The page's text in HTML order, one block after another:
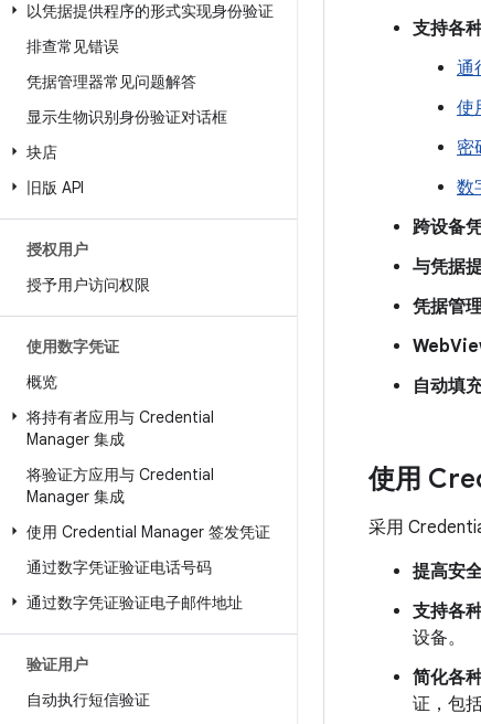
以凭据提供程序的形式实现身份验证
排查常见错误
凭据管理器常见问题解答
显示生物识别身份验证对话框
块店
旧版 API
授权用户
授予用户访问权限
使用数字凭证
概览
将持有者应用与 Credential
Manager 集成
将验证方应用与 Credential
Manager 集成
使用 Credential Manager 签发凭证
通过数字凭证验证电话号码
通过数字凭证验证电子邮件地址
验证用户
自动执行短信验证
支持各
通
使
密
数
跨设备
与凭据
凭据管
自动填
使用
采用
提高安
支持各
设备。
简化各
证，包